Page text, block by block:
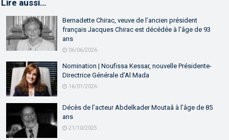
Lire aussi…
Bernadette Chirac, veuve de l’ancien président
français Jacques Chirac est décédée à l’âge de 93
ans
06/06/2026
Nomination | Noufissa Kessar, nouvelle Présidente-
Directrice Générale d’Al Mada
16/01/2026
Décès de l’acteur Abdelkader Moutaâ à l’âge de 85
ans
21/10/2025